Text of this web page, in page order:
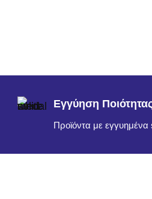
Εγγύηση
Προϊόντα με εγγυημένα